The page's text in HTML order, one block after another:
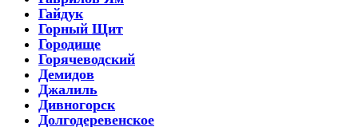
Гайдук
Горный Щит
Городище
Горячеводский
Демидов
Джалиль
Дивногорск
Долгодеревенское